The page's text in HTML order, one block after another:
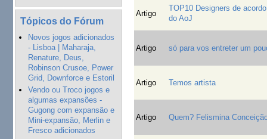
Tópicos do Fórum
Novos jogos adicionados
- Lisboa | Maharaja,
Renature, Deus,
Robinson Crusoe, Power
Grid, Downforce e Estoril
Vendo ou Troco jogos e
algumas expansões -
Gugong com expansão e
Mini-expansão, Merlin e
Fresco adicionados
Artigo
TOP10 Designers de
do AoJ
Artigo só para vos entreter um
Artigo Temos artista
Artigo Quem? Felismina